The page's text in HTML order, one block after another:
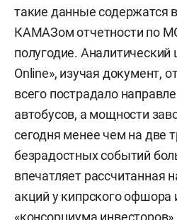
такие данные содержатся
КАМАЗом отчетности по
полугодие.
Online», изучая документ,
всего пострадало
автобусов, а мощности
сегодня менее чем на две
безрадостных событий
впечатляет рассчитанная
акций у кипрского офшора
«консорциума